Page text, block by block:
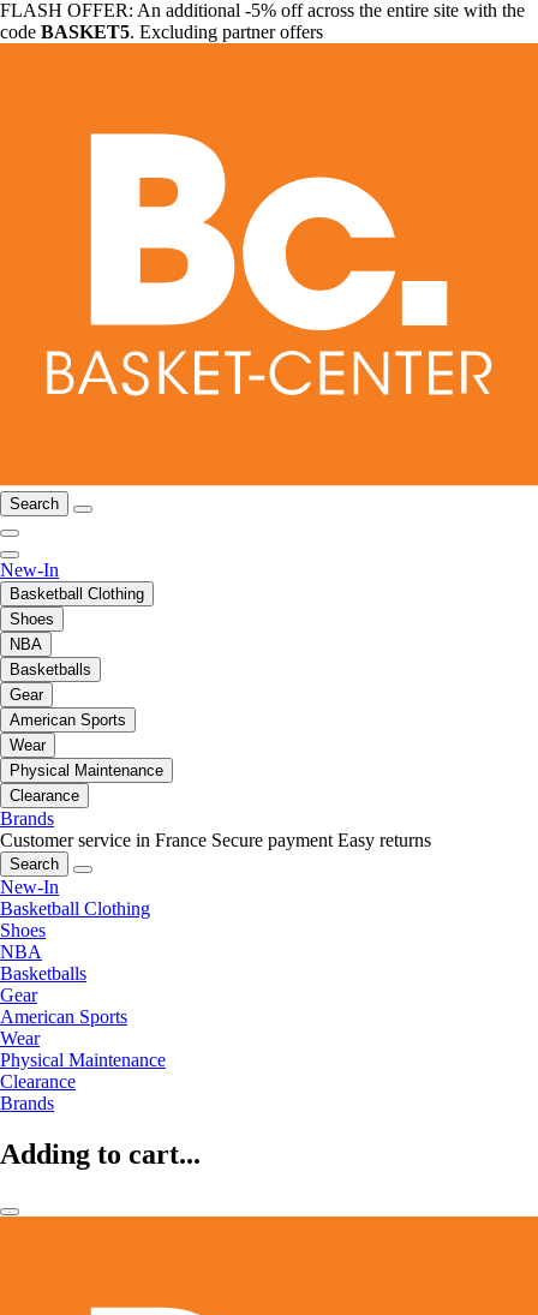
FLASH OFFER: An additional -5% off across the entire site with the
code BASKET5. Excluding partner offers
Search
New-In
Basketball Clothing
Shoes
NBA
Basketballs
Gear
American Sports
Wear
Physical Maintenance
Clearance
Brands
Customer service in France Secure payment Easy returns
Search
New-In
Basketball Clothing
Shoes
NBA
Basketballs
Gear
American Sports
Wear
Physical Maintenance
Clearance
Brands
Adding to cart...